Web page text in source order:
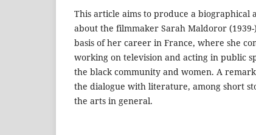
This article aims to produce a biographical
about the filmmaker Sarah Maldoror
basis of her career in France, where she
working on television and acting in public
the black community and women. A
the dialogue with literature, among short
the arts in general.